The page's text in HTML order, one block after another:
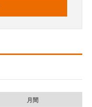
月間